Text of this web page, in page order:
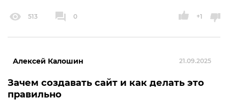
513 0 +1
Алексей Калошин 21.09.2025
Зачем создавать сайт и как делать это
правильно